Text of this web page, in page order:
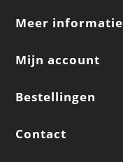
Meer informatie
Mijn account
Bestellingen
Contact